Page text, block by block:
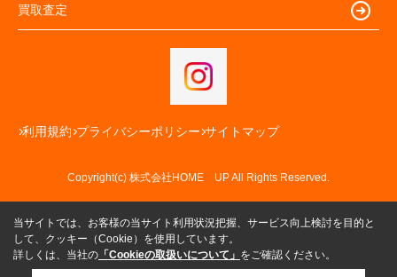
買取査定
利用規約 プライバシーポリシー サイトマップ
Copyright(c) 株式会社HOME UP All Rights Reserved.
当サイトでは、お客様の当サイト利用状況把握、サービス向上検討を目的と
して、クッキー（Cookie）を使用しています。
詳しくは、当社の 「Cookieの取扱いについて」 をご確認ください。